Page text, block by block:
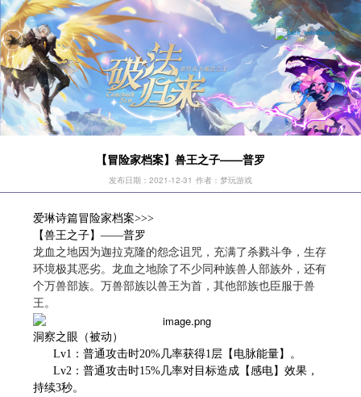
【冒险家档案】兽王之子——普罗
发布日期：2021-12-31 作者：梦玩游戏
爱琳诗篇冒险家档案>>>
【兽王之子】——普罗
龙血之地因为迦拉克隆的怨念诅咒，充满了杀戮斗争，生存
环境极其恶劣。龙血之地除了不少同种族兽人部族外，还有
个万兽部族。万兽部族以兽王为首，其他部族也臣服于兽
王。
洞察之眼（被动）
Lv1：普通攻击时20%几率获得1层【电脉能量】。
Lv2：普通攻击时15%几率对目标造成【感电】效果，
持续3秒。